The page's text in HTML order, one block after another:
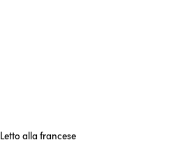
Letto alla francese